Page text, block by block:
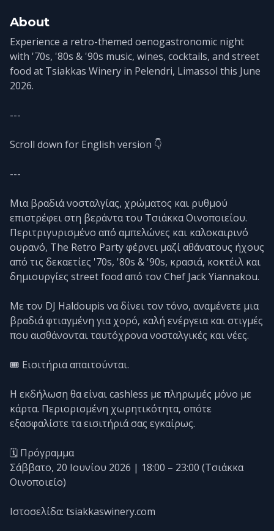
About
Experience a retro-themed oenogastronomic night
with '70s, '80s & '90s music, wines, cocktails, and street
food at Tsiakkas Winery in Pelendri, Limassol this June
2026.
---
Scroll down for English version 👇
---
Μια βραδιά νοσταλγίας, χρώματος και ρυθμού
επιστρέφει στη βεράντα του Τσιάκκα Οινοποιείου.
Περιτριγυρισμένο από αμπελώνες και καλοκαιρινό
ουρανό, The Retro Party φέρνει μαζί αθάνατους ήχους
από τις δεκαετίες '70s, '80s & '90s, κρασιά, κοκτέιλ και
δημιουργίες street food από τον Chef Jack Yiannakou.
Με τον DJ Haldoupis να δίνει τον τόνο, αναμένετε μια
βραδιά φτιαγμένη για χορό, καλή ενέργεια και στιγμές
που αισθάνονται ταυτόχρονα νοσταλγικές και νέες.
🎟️ Εισιτήρια απαιτούνται.
Η εκδήλωση θα είναι cashless με πληρωμές μόνο με
κάρτα. Περιορισμένη χωρητικότητα, οπότε
εξασφαλίστε τα εισιτήριά σας εγκαίρως.
🗓️ Πρόγραμμα
Σάββατο, 20 Ιουνίου 2026 | 18:00 – 23:00 (Τσιάκκα
Οινοποιείο)
Ιστοσελίδα: tsiakkaswinery.com